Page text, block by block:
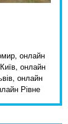
онлайн
онлайн
онлайн
Рівне